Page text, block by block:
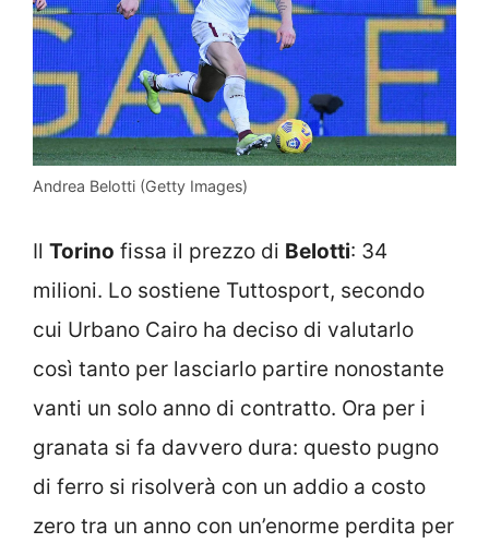
Andrea Belotti (Getty Images)
Il Torino fissa il prezzo di Belotti: 34
milioni. Lo sostiene Tuttosport, secondo
cui Urbano Cairo ha deciso di valutarlo
così tanto per lasciarlo partire nonostante
vanti un solo anno di contratto. Ora per i
granata si fa davvero dura: questo pugno
di ferro si risolverà con un addio a costo
zero tra un anno con un’enorme perdita per